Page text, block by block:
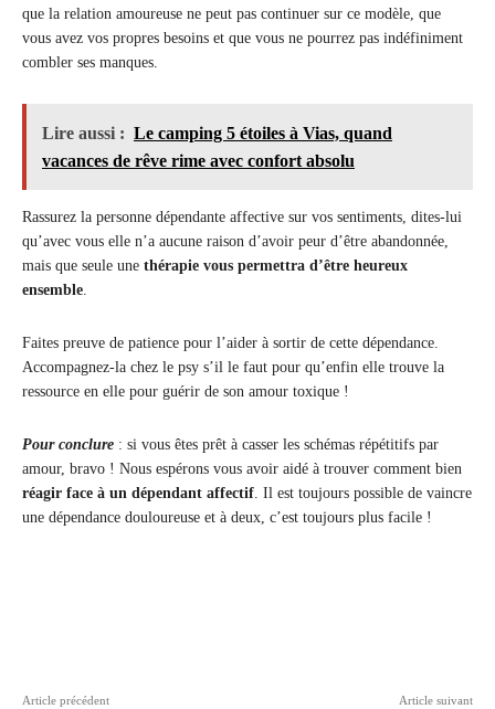
que la relation amoureuse ne peut pas continuer sur ce modèle, que
vous avez vos propres besoins et que vous ne pourrez pas indéfiniment
combler ses manques.
Lire aussi : Le camping 5 étoiles à Vias, quand
vacances de rêve rime avec confort absolu
Rassurez la personne dépendante affective sur vos sentiments, dites-lui
qu’avec vous elle n’a aucune raison d’avoir peur d’être abandonnée,
mais que seule une thérapie vous permettra d’être heureux
ensemble.
Faites preuve de patience pour l’aider à sortir de cette dépendance.
Accompagnez-la chez le psy s’il le faut pour qu’enfin elle trouve la
ressource en elle pour guérir de son amour toxique !
Pour conclure : si vous êtes prêt à casser les schémas répétitifs par
amour, bravo ! Nous espérons vous avoir aidé à trouver comment bien
réagir face à un dépendant affectif. Il est toujours possible de vaincre
une dépendance douloureuse et à deux, c’est toujours plus facile !
Article précédent Article suivant